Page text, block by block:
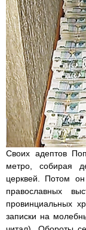
Своих адептов
метро, собирая
церквей. Потом он
православных
провинциальных
записки на